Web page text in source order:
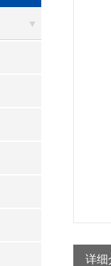
详细